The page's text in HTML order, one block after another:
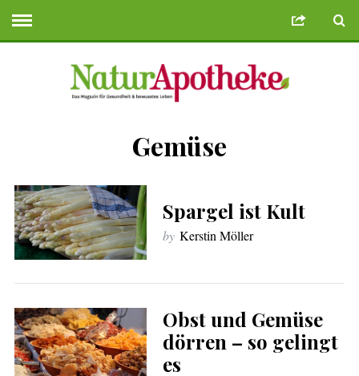
Deneme Bonusu Veren Siteler
Gemüse
Spargel ist Kult
by Kerstin Möller
Obst und Gemüse
dörren – so gelingt
es